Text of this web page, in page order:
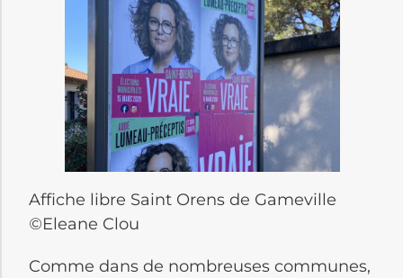
Affiche libre Saint Orens de Gameville
©Eleane Clou
Comme dans de nombreuses communes,